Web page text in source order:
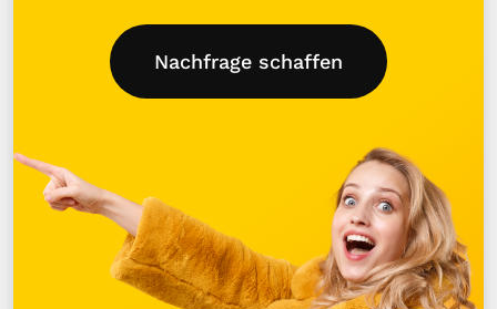
Nachfrage schaffen